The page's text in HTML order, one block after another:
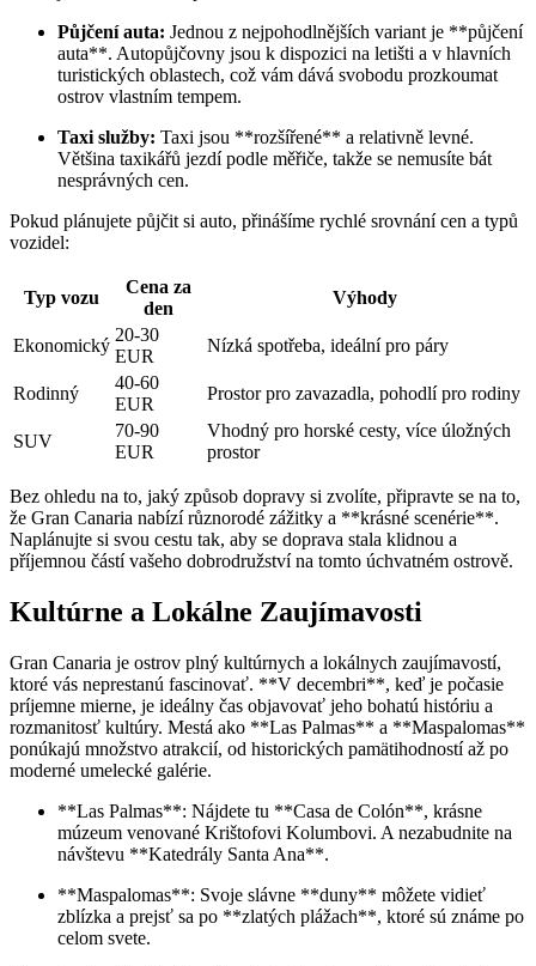
Půjčení auta: Jednou z nejpohodlnějších variant je **půjčení
auta**. Autopůjčovny jsou k dispozici na letišti a v hlavních
turistických oblastech, což vám dává svobodu prozkoumat
ostrov vlastním tempem.
Taxi služby: Taxi jsou **rozšířené** a relativně levné.
Většina taxikářů jezdí podle měřiče, takže se nemusíte bát
nesprávných cen.
Pokud plánujete půjčit si auto, přinášíme rychlé srovnání cen a typů
vozidel:
Typ vozu
Cena za
den
Výhody
Ekonomický
20-30
EUR
Nízká spotřeba, ideální pro páry
Rodinný
40-60
EUR
Prostor pro zavazadla, pohodlí pro rodiny
SUV
70-90
EUR
Vhodný pro horské cesty, více úložných
prostor
Bez ohledu na to, jaký způsob dopravy si zvolíte, připravte se na to,
že Gran Canaria nabízí různorodé zážitky a **krásné scenérie**.
Naplánujte si svou cestu tak, aby se doprava stala klidnou a
příjemnou částí vašeho dobrodružství na tomto úchvatném ostrově.
Kultúrne a Lokálne Zaujímavosti
Gran Canaria je ostrov plný kultúrnych a lokálnych zaujímavostí,
ktoré vás neprestanú fascinovať. **V decembri**, keď je počasie
príjemne mierne, je ideálny čas objavovať jeho bohatú históriu a
rozmanitosť kultúry. Mestá ako **Las Palmas** a **Maspalomas**
ponúkajú množstvo atrakcií, od historických pamätihodností až po
moderné umelecké galérie.
**Las Palmas**: Nájdete tu **Casa de Colón**, krásne
múzeum venované Krištofovi Kolumbovi. A nezabudnite na
návštevu **Katedrály Santa Ana**.
**Maspalomas**: Svoje slávne **duny** môžete vidieť
zblízka a prejsť sa po **zlatých plážach**, ktoré sú známe po
celom svete.